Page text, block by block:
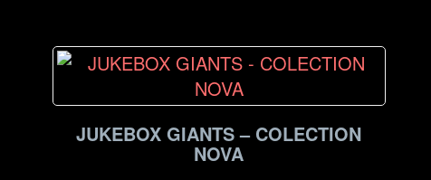
JUKEBOX GIANTS – COLECTION
NOVA